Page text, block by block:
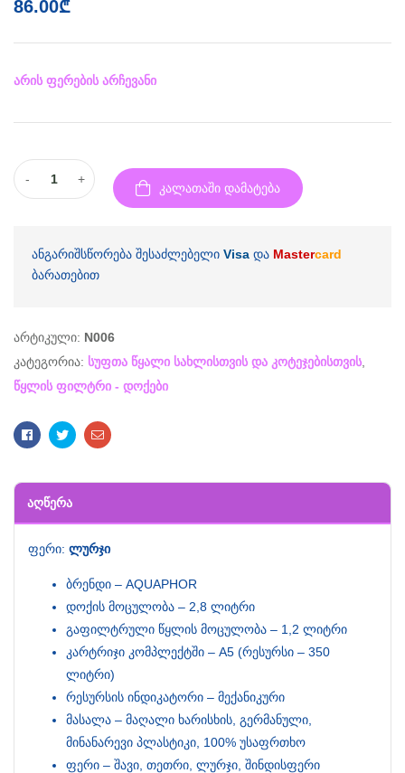
86.00₾
არის ფერების არჩევანი
- +
კალათაში დამატება
ანგარიშსწორება შესაძლებელი Visa და Mastercard
ბარათებით
არტიკული: N006
კატეგორია: სუფთა წყალი სახლისთვის და კოტეჯებისთვის
წყლის ფილტრი - დოქები
FacebookTwitterEmail
ᲐᲦᲬᲔᲠᲐ
ფერი: ლურჯი
ბრენდი – AQUAPHOR
დოქის მოცულობა – 2,8 ლიტრი
გაფილტრული წყლის მოცულობა – 1,2 ლიტრი
კარტრიჯი კომპლექტში – A5 (რესურსი – 350
ლიტრი)
რესურსის ინდიკატორი – მექანიკური
მასალა – მაღალი ხარისხის, გერმანული,
მინანარევი პლასტიკი, 100% უსაფრთხო
ფერი – შავი, თეთრი, ლურჯი, შინდისფერი